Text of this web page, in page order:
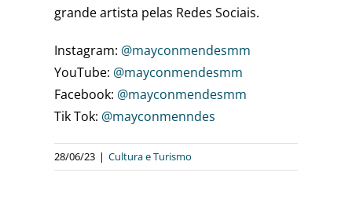
grande artista pelas Redes Sociais.
Instagram: @mayconmendesmm
YouTube: @mayconmendesmm
Facebook: @mayconmendesmm
Tik Tok: @mayconmenndes
28/06/23 | Cultura e Turismo